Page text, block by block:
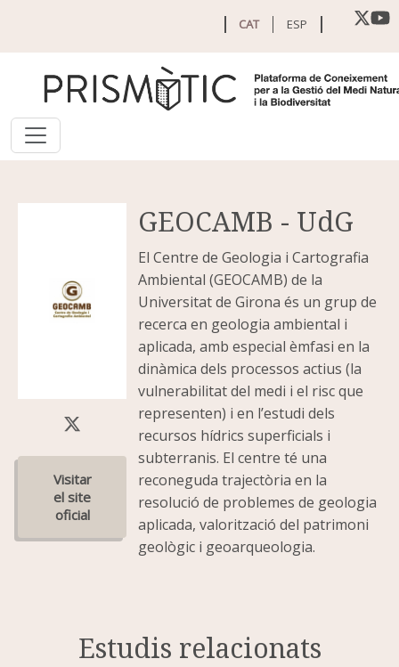
CAT ESP
GEOCAMB - UdG
El Centre de Geologia i Cartografia
Ambiental (GEOCAMB) de la
Universitat de Girona és un grup de
recerca en geologia ambiental i
aplicada, amb especial èmfasi en la
dinàmica dels processos actius (la
vulnerabilitat del medi i el risc que
representen) i en l’estudi dels
recursos hídrics superficials i
subterranis. El centre té una
reconeguda trajectòria en la
resolució de problemes de geologia
aplicada, valorització del patrimoni
geològic i geoarqueologia.
Estudis relacionats